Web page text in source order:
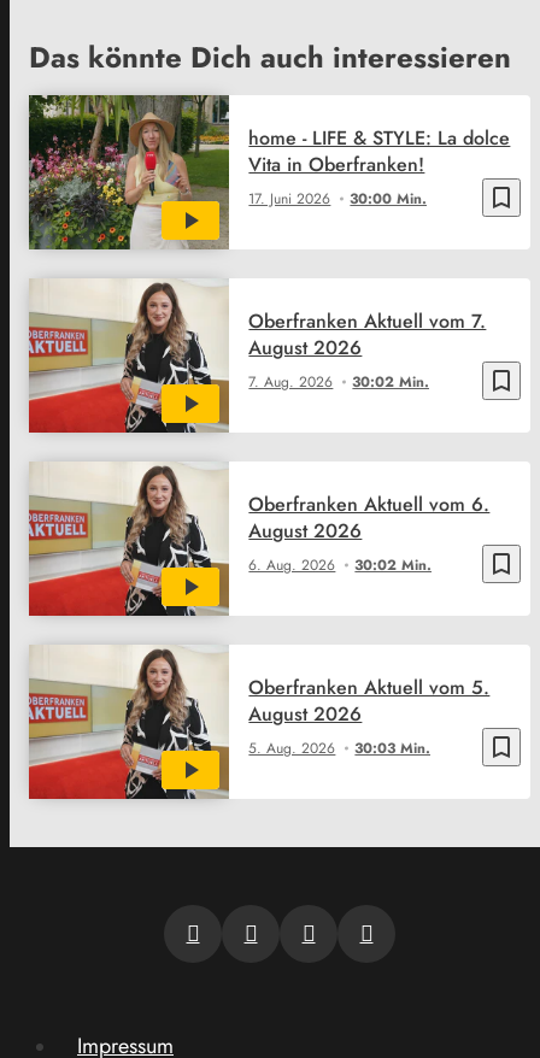
Das könnte Dich auch interessieren
bookmark_border
17. Juni 2026 30:00 Min.
home - LIFE & STYLE: La dolce
Vita in Oberfranken!
bookmark_border
7. Aug. 2026 30:02 Min.
Oberfranken Aktuell vom 7.
August 2026
bookmark_border
6. Aug. 2026 30:02 Min.
Oberfranken Aktuell vom 6.
August 2026
bookmark_border
5. Aug. 2026 30:03 Min.
Oberfranken Aktuell vom 5.
August 2026
Impressum